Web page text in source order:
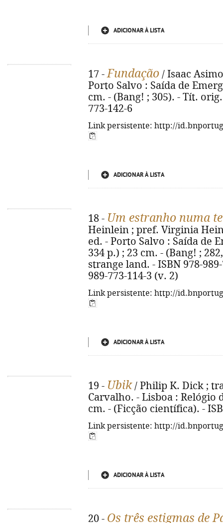
ADICIONAR À LISTA
17 -Fundação / Isaac
Porto Salvo : Saída de
cm. - (Bang! ; 305). - Tít.
773-142-6
Link persistente: http://
ADICIONAR À LISTA
18 - Um estranho numa
Heinlein ; pref. Virginia
ed. - Porto Salvo : Saída de
334 p.) ; 23 cm. - (Bang! ;
strange land. - ISBN 978-
989-773-114-3 (v. 2)
Link persistente: http://
ADICIONAR À LISTA
19 - Ubik/ Philip K. Dick ;
Carvalho. - Lisboa : Relógio
cm. - (Ficção científica). -
Link persistente: http://
ADICIONAR À LISTA
20 - Os três estigmas de